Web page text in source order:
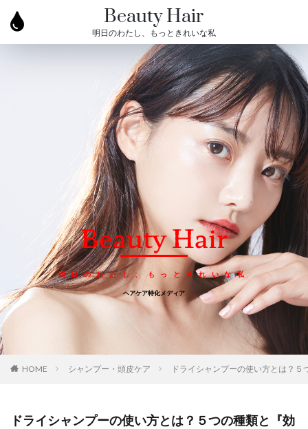
Beauty Hair
明日のわたし、もっときれいな私
Beauty Hair
明日のわたし、もっときれいな私
ヘアケア特化メディア
HOME シャンプー・頭皮ケア ドライシャンプーの使い方とは？
ドライシャンプーの使い方とは？５つの種類と『効